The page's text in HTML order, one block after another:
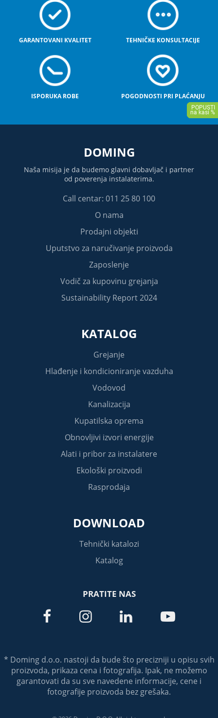
GARANTOVANI KVALITET TEHNIČKE KONSULTACIJE
ISPORUKA ROBE POGODNOSTI PRI PLAĆANJU
DOMING
Naša misija je da budemo glavni dobavljač i partner
od poverenja instalaterima.
Call centar: 011 25 80 100
O nama
Prodajni objekti
Uputstvo za naručivanje proizvoda
Zaposlenje
Vodič za kupovinu grejanja
Sustainability Report 2024
KATALOG
Grejanje
Hlađenje i kondicioniranje vazduha
Vodovod
Kanalizacija
Kupatilska oprema
Obnovljivi izvori energije
Alati i pribor za instalatere
Ekološki proizvodi
Rasprodaja
DOWNLOAD
Tehnički katalozi
Katalog
PRATITE NAS
   
* Doming d.o.o. nastoji da bude što precizniji u opisu svih
proizvoda, prikaza cena i fotografija. Ipak, ne možemo
garantovati da su sve navedene informacije, cene i
fotografije proizvoda bez grešaka.